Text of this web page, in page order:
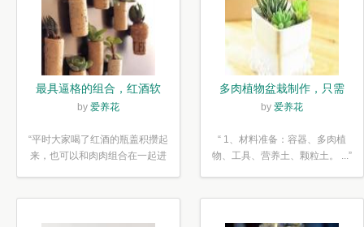
最具逼格的组合，红酒软
木塞diy多肉植物盆栽
by 爱养花
“平时大家喝了红酒的瓶盖积攒起
来，也可以和肉肉组合在一起进
多肉植物盆栽制作，只需
简单6步
by 爱养花
“ 1、材料准备：容器、多肉植
物、工具、营养土、颗粒土。 ...”